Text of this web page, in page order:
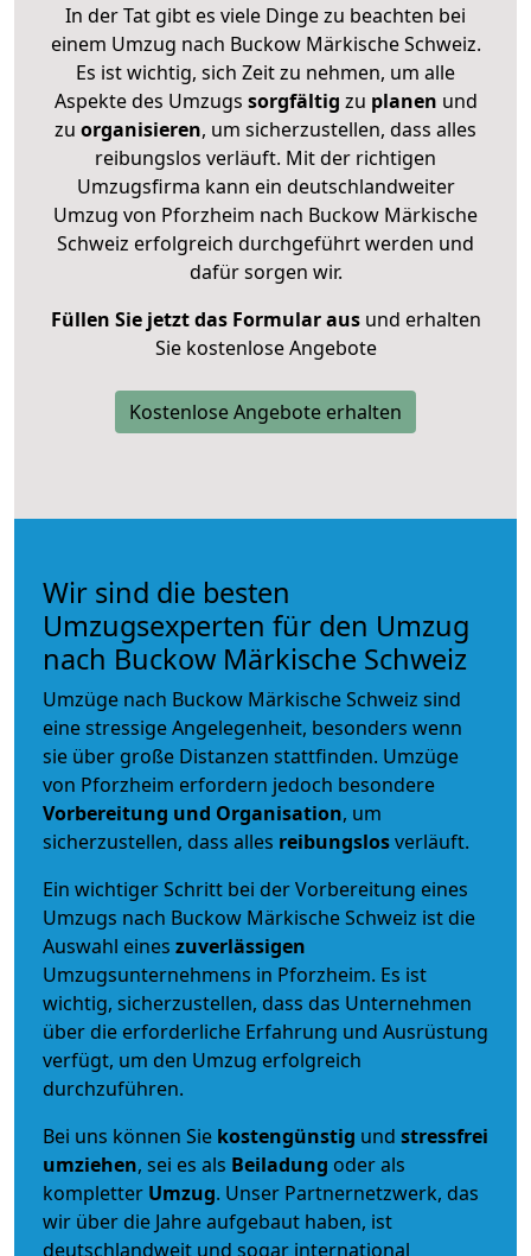
In der Tat gibt es viele Dinge zu beachten bei
einem Umzug nach Buckow Märkische Schweiz.
Es ist wichtig, sich Zeit zu nehmen, um alle
Aspekte des Umzugs sorgfältig zu planen und
zu organisieren, um sicherzustellen, dass alles
reibungslos verläuft. Mit der richtigen
Umzugsfirma kann ein deutschlandweiter
Umzug von Pforzheim nach Buckow Märkische
Schweiz erfolgreich durchgeführt werden und
dafür sorgen wir.
Füllen Sie jetzt das Formular ausund erhalten
Sie kostenlose Angebote
Kostenlose Angebote erhalten
Wir sind die besten
Umzugsexperten für den Umzug
nach Buckow Märkische Schweiz
Umzüge nach Buckow Märkische Schweiz sind
eine stressige Angelegenheit, besonders wenn
sie über große Distanzen stattfinden. Umzüge
von Pforzheim erfordern jedoch besondere
Vorbereitung und Organisation, um
sicherzustellen, dass alles reibungslosverläuft.
Ein wichtiger Schritt bei der Vorbereitung eines
Umzugs nach Buckow Märkische Schweiz ist die
Auswahl eines zuverlässigen
Umzugsunternehmens in Pforzheim. Es ist
wichtig, sicherzustellen, dass das Unternehmen
über die erforderliche Erfahrung und Ausrüstung
verfügt, um den Umzug erfolgreich
durchzuführen.
Bei uns können Sie kostengünstig und stressfrei
umziehen, sei es als Beiladung oder als
kompletter Umzug. Unser Partnernetzwerk, das
wir über die Jahre aufgebaut haben, ist
deutschlandweit und sogar international